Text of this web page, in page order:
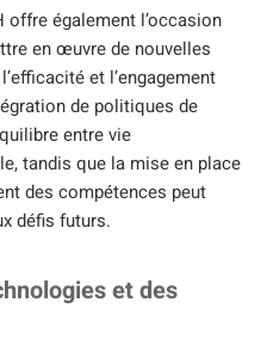
également l’occasion
en œuvre de nouvelles
et l’engagement
de politiques de
entre vie
tandis que la mise en place
des compétences peut
défis futurs.
et des